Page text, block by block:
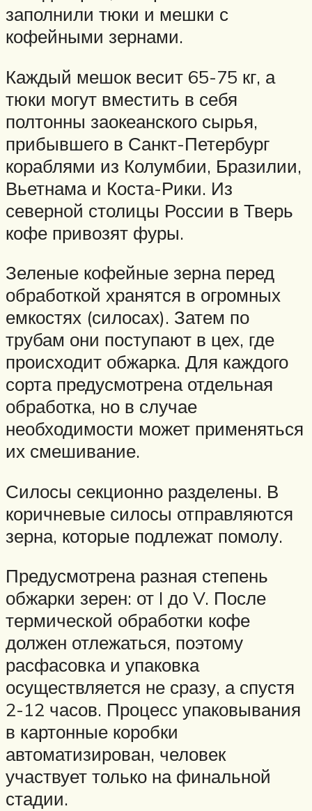
заполнили тюки и мешки с
кофейными зернами.
Каждый мешок весит 65-75 кг, а
тюки могут вместить в себя
полтонны заокеанского сырья,
прибывшего в Санкт-Петербург
кораблями из Колумбии, Бразилии,
Вьетнама и Коста-Рики. Из
северной столицы России в Тверь
кофе привозят фуры.
Зеленые кофейные зерна перед
обработкой хранятся в огромных
емкостях (силосах). Затем по
трубам они поступают в цех, где
происходит обжарка. Для каждого
сорта предусмотрена отдельная
обработка, но в случае
необходимости может применяться
их смешивание.
Силосы секционно разделены. В
коричневые силосы отправляются
зерна, которые подлежат помолу.
Предусмотрена разная степень
обжарки зерен: от I до V. После
термической обработки кофе
должен отлежаться, поэтому
расфасовка и упаковка
осуществляется не сразу, а спустя
2-12 часов. Процесс упаковывания
в картонные коробки
автоматизирован, человек
участвует только на финальной
стадии.